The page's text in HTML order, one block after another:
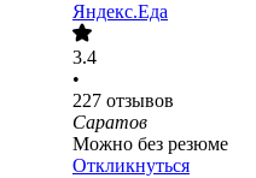
Яндекс.Еда
3.4
•
227 отзывов
Саратов
Можно без резюме
Откликнуться